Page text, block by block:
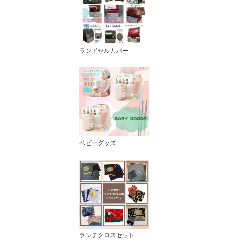
ランドセルカバー
ベビーグッズ
ランチクロスセット